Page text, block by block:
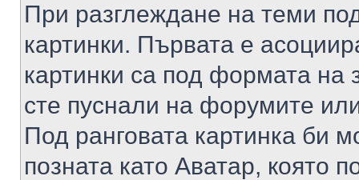
При разглеждане на теми
картинки. Първата е
картинки са под формата на
сте пуснали на форумите
Под ранговата картинка би
позната като Аватар, която